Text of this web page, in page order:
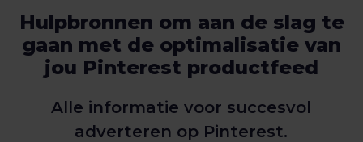
Hulpbronnen om aan de slag te
gaan met de optimalisatie van
jou Pinterest productfeed
Alle informatie voor succesvol
adverteren op Pinterest.